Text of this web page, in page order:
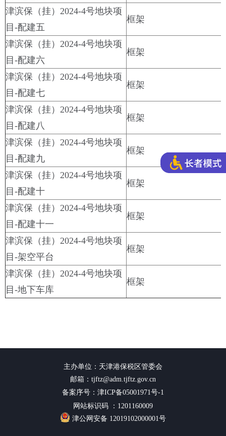
津滨保（挂）2024-4号地块项
目-配建五
框架
津滨保（挂）2024-4号地块项
目-配建六
框架
津滨保（挂）2024-4号地块项
目-配建七
框架
津滨保（挂）2024-4号地块项
目-配建八
框架
津滨保（挂）2024-4号地块项
目-配建九
框架
津滨保（挂）2024-4号地块项
目-配建十
框架
津滨保（挂）2024-4号地块项
目-配建十一
框架
津滨保（挂）2024-4号地块项
目-架空平台
框架
津滨保（挂）2024-4号地块项
目-地下车库
框架
主办单位：天津港保税区管委会
邮箱：tjftz@adm.tjftz.gov.cn
备案序号：津ICP备05001971号-1
网站标识码 ：1201160009
津公网安备 12019102000001号